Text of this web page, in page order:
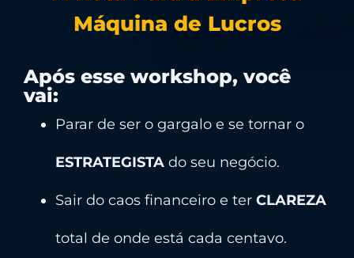
Máquina de Lucros
Após esse workshop, você
vai:
Parar de ser o gargalo e se tornar o
ESTRATEGISTA do seu negócio.
Sair do caos financeiro e ter CLAREZA
total de onde está cada centavo.